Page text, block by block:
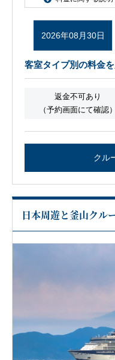
2026年08月30日
客室タイプ別の料金
返金不可あり
（予約画面にて確認）
クル
日本周遊と釜山ク